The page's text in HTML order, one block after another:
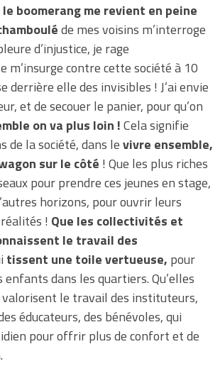
le boomerang me revient en peine
de mes voisins m’interroge
d’injustice, je rage
m’insurge contre cette société à 10
derrière elle des invisibles ! J’ai envie
et de secouer le panier, pour qu’on
on va plus loin !Cela signifie
de la société, dans levivre ensemble,
sur le côté ! Que les plus riches
pour prendre ces jeunes en stage,
horizons, pour ouvrir leurs
! Que les collectivités et
le travail des
tissent une toile vertueuse, pour
dans les quartiers. Qu’elles
le travail des instituteurs,
éducateurs, des bénévoles, qui
pour offrir plus de confort et de